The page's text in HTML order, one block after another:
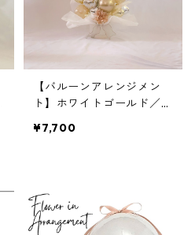
【バルーンアレンジメン
ト】ホワイトゴールド／エ
¥7,700